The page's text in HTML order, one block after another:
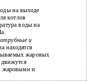
на выходе
котлов
воды на
и
находятся
жаровых
жаровыми и